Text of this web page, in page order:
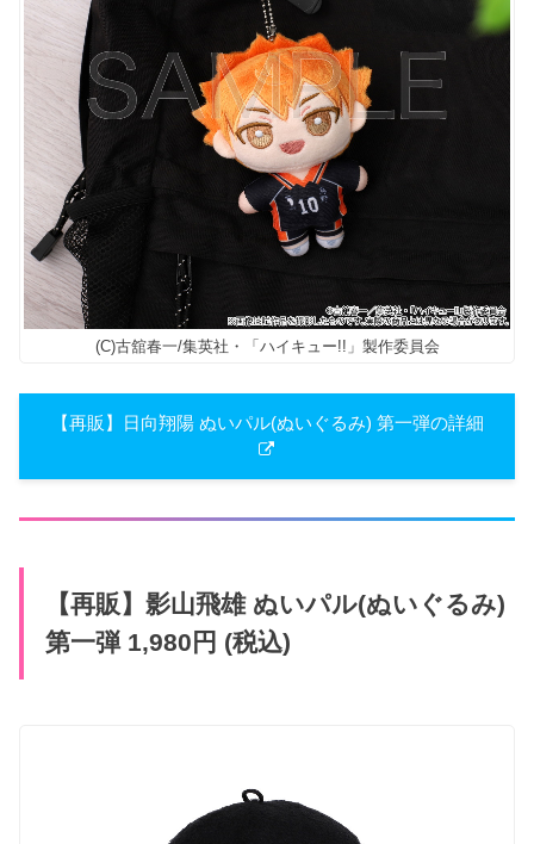
(C)古舘春一/集英社・「ハイキュー!!」製作委員会
【再販】​日向翔陽 ぬいパル(ぬいぐる​み) 第一弾の詳細
【再販】​影山飛雄 ぬいパル(ぬいぐる​み)
第一弾 1,980円 (税込)